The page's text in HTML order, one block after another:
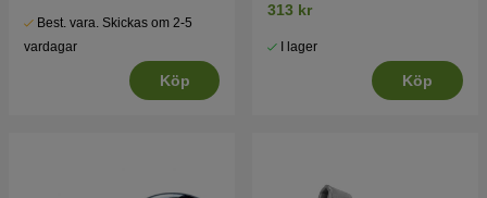
Best. vara. Skickas om 2-5
vardagar
Köp
313 kr
I lager
Köp